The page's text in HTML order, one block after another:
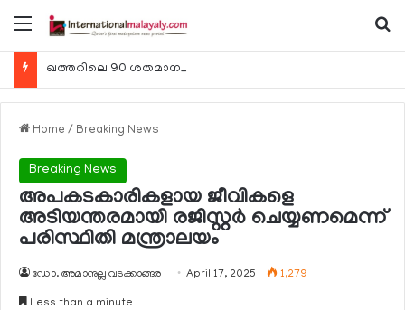
Menu
Home / Breaking News
Breaking News
അപകടകാരികളായ ജീവികളെ
അടിയന്തരമായി രജിസ്റ്റര്‍ ചെയ്യണമെന്ന്
പരിസ്ഥിതി മന്ത്രാലയം
ഡോ. അമാനുല്ല വടക്കാങ്ങര April 17, 2025 1,279
Less than a minute